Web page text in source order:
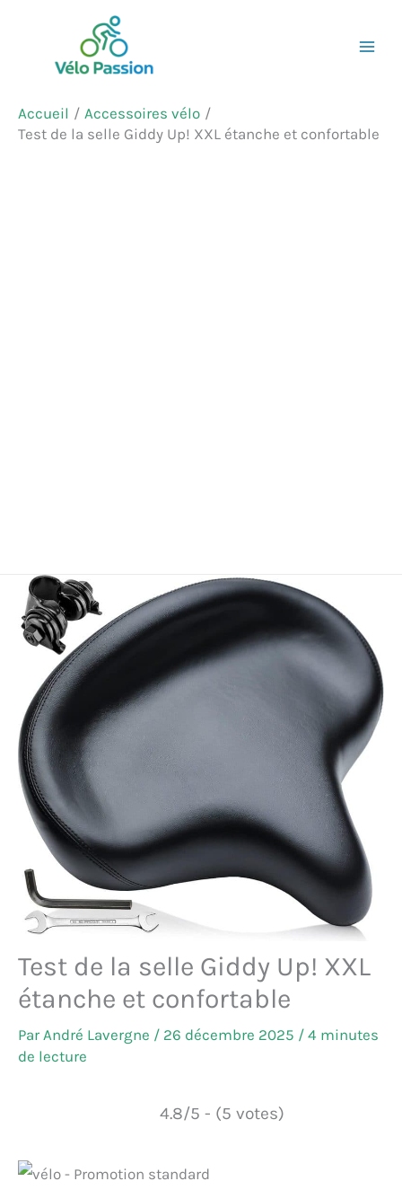
contenu
Accueil
Accessoires vélo
Test de la selle Giddy Up! XXL étanche et confortable
Test de la selle Giddy Up! XXL
étanche et confortable
Par André Lavergne / 26 décembre 2025 / 4 minutes
de lecture
4.8/5 - (5 votes)